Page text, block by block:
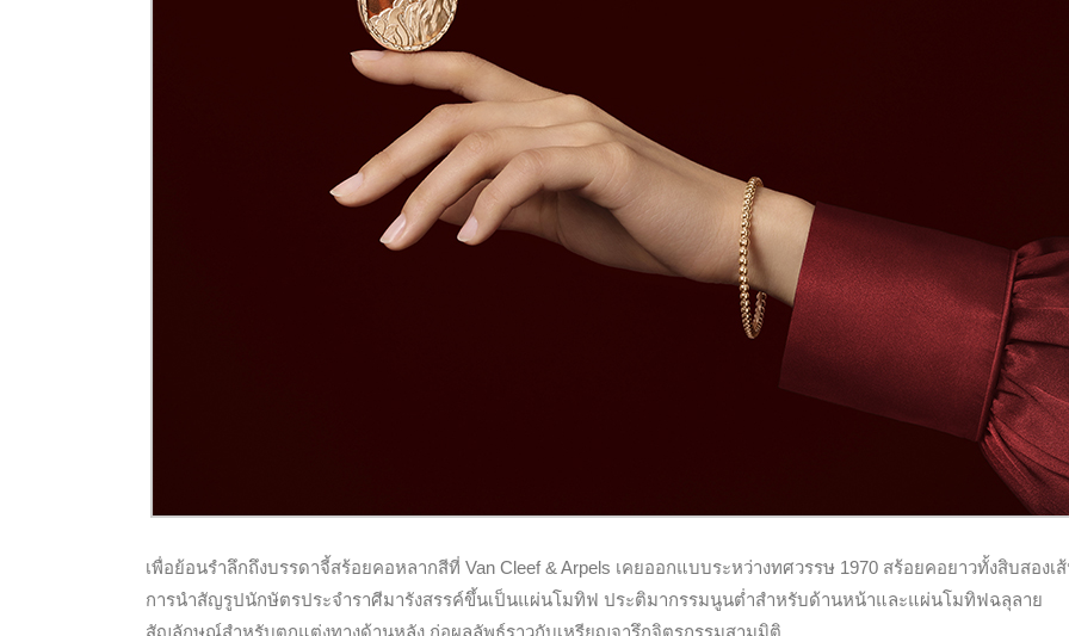
เพื่อย้อนรำลึกถึงบรรดาจี้สร้อยคอหลากสีที่ Van Cleef & Arpels เคยออกแบบระหว่างทศวรรษ 1970 สร้อยคอยาวทั้งสิบสองเ
การนำสัญรูปนักษัตรประจำราศีมารังสรรค์ขึ้นเป็นแผ่นโมทิฟ ประติมากรรมนูนต่ำสำหรับด้านหน้าและแผ่นโมทิฟฉลุลาย